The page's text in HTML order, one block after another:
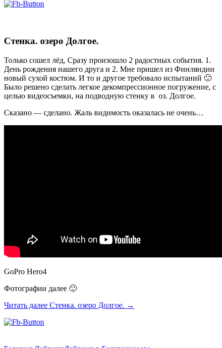
Стенка. озеро Долгое.
Только сошел лёд, Сразу произошло 2 радостных события. 1.
День рождения нашего друга и 2. Мне пришел из Финляндии
новый сухой костюм. И то и другое требовало испытаний 🙂
Было решено сделать легкое декомпрессионное погружение, с
целью видеосъемки, на подводную стенку в оз. Долгое.
Сказано — сделано. Жаль видимость оказалась не очень…
GoPro Hero4
Фотографии далее 🙂
Читать далее Стенка. озеро Долгое. →